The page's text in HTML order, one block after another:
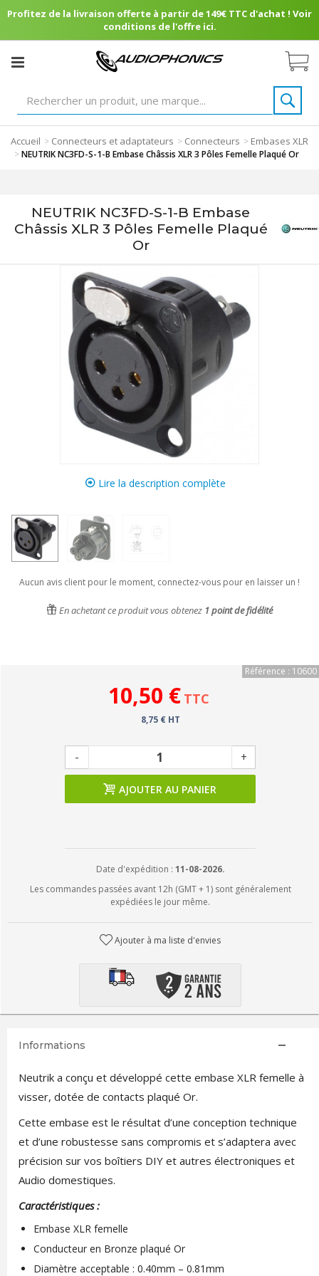
Profitez de la livraison offerte à partir de 149€ TTC d'achat ! Voir
conditions de l'offre ici.
Accueil > Connecteurs et adaptateurs > Connecteurs > Embases XLR
>NEUTRIK NC3FD-S-1-B Embase Châssis XLR 3 Pôles Femelle Plaqué Or
NEUTRIK NC3FD-S-1-B Embase
Châssis XLR 3 Pôles Femelle Plaqué
Or
Lire la description complète
Aucun avis client pour le moment, connectez-vous pour en laisser un !
En achetant ce produit vous obtenez 1 point de fidélité
Référence : 10600
10,50 € TTC
8,75 € HT
- +
AJOUTER AU PANIER
Date d'expédition : 11-08-2026.
Les commandes passées avant 12h (GMT + 1) sont généralement
expédiées le jour même.
Ajouter à ma liste d'envies
Informations
Neutrik a conçu et développé cette embase XLR femelle à
visser, dotée de contacts plaqué Or.
Cette embase est le résultat d’une conception technique
et d’une robustesse sans compromis et s’adaptera avec
précision sur vos boîtiers DIY et autres électroniques et
Audio domestiques.
Caractéristiques :
Embase XLR femelle
Conducteur en Bronze plaqué Or
Diamètre acceptable : 0.40mm – 0.81mm